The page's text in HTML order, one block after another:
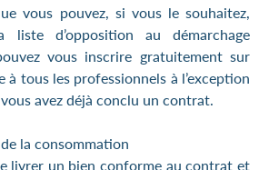
vous pouvez, si vous le souhaitez,
d’opposition au démarchage
vous inscrire gratuitement sur
à tous les professionnels à l’exception
avez déjà conclu un contrat.
la consommation
livrer un bien conforme au contrat et